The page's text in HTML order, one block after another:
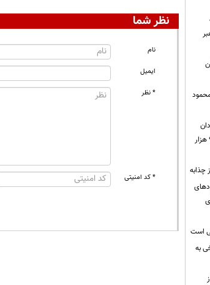
نظر شما
نام
ایمیل
* نظر
* کد امنیتی
برای نخستین بار در ۶۰ سال گذشته زیر ۹۰۰ هزار
چذابه
است
به